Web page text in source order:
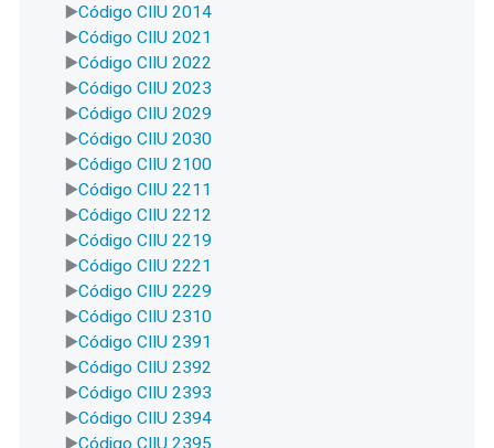
Código CIIU 2014
Código CIIU 2021
Código CIIU 2022
Código CIIU 2023
Código CIIU 2029
Código CIIU 2030
Código CIIU 2100
Código CIIU 2211
Código CIIU 2212
Código CIIU 2219
Código CIIU 2221
Código CIIU 2229
Código CIIU 2310
Código CIIU 2391
Código CIIU 2392
Código CIIU 2393
Código CIIU 2394
Código CIIU 2395